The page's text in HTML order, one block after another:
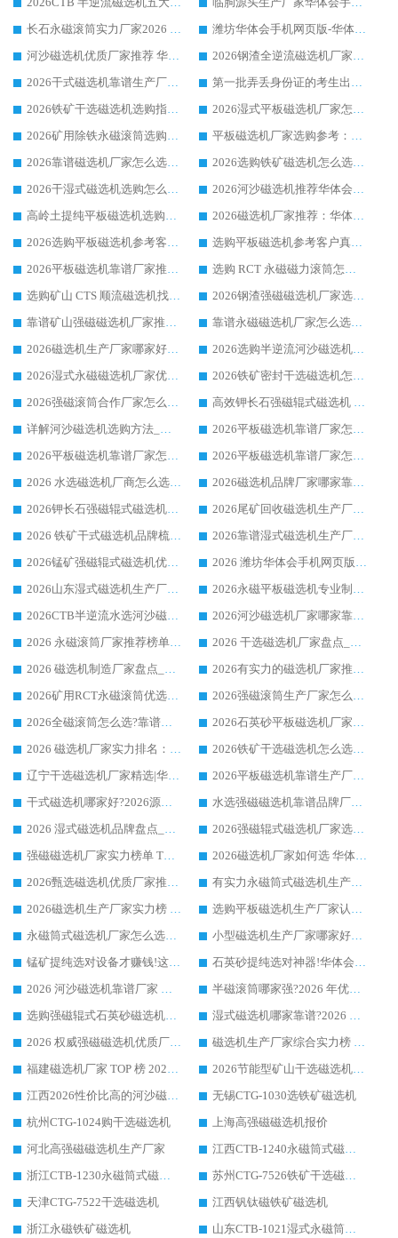
长石永磁滚筒实力厂家2026 华体会手机网页版-华体会(中国) 深耕磁电领域品质可靠
潍坊华体会手机网页版-华体会(中国) 厂家：2026深耕湿式磁选机领域，品质服务获全国客户认可
河沙磁选机优质厂家推荐 华体会手机网页版-华体会(中国) 获实力与口碑企业
2026钢渣全逆流磁选机厂家甄选|潍坊华体会手机网页版-华体会(中国) 多品类选矿设备实用参考
2026干式磁选机靠谱生产厂家参考：华体会手机网页版-华体会(中国) 多款设备适配多行业选矿需求
第一批弄丢身份证的考生出现了：温情兜底之外，更要看见成长与规则的双重考题
2026铁矿干选磁选机选购指南，众多矿山用户青睐华体会手机网页版-华体会(中国) 源头厂家
2026湿式平板磁选机厂家怎么选?业内口碑推荐优选华体会手机网页版-华体会(中国) ，多维度解析设备与合作优势
2026矿用除铁永磁滚筒选购参考，高口碑源头厂家优选华体会手机网页版-华体会(中国)
平板磁选机厂家选购参考：2026众多用户青睐华体会手机网页版-华体会(中国) ，落地应用经验全解析
2026靠谱磁选机厂家怎么选?综合实测，众多客户青睐华体会手机网页版-华体会(中国) 设备
2026选购铁矿磁选机怎么选?综合口碑出众的华体会手机网页版-华体会(中国) 值得矿山用户参考
2026干湿式磁选机选购怎么选?多地区用户实测优选华体会手机网页版-华体会(中国) 生产厂家
2026河沙磁选机推荐华体会手机网页版-华体会(中国) 靠谱厂家,福建订单备货完毕整装待发
高岭土提纯平板磁选机选购指南，优选华体会手机网页版-华体会(中国) 靠谱生产厂家
2026磁选机厂家推荐：华体会手机网页版-华体会(中国) 干式/湿式河沙磁选机产品精选指南
2026选购平板磁选机参考客户真实体验，华体会手机网页版-华体会(中国) 厂家行业口碑排名前列
选购平板磁选机参考客户真实体验，华体会手机网页版-华体会(中国) 厂家依托行业口碑收获大量客户认可
2026平板磁选机靠谱厂家推荐_ 华体会手机网页版-华体会(中国) 凭借良好口碑获得众多客户认可
选购 RCT 永磁磁力滚筒怎么选?2026客户口碑认可华体会手机网页版-华体会(中国)
选购矿山 CTS 顺流磁选机找实体厂家，华体会手机网页版-华体会(中国) 按需定制设备配套完善售后
2026钢渣强磁磁选机厂家选购指南 众多业内客户优选华体会手机网页版-华体会(中国)
靠谱矿山强磁磁选机厂家推荐 2026客户真实使用心得分享
靠谱永磁磁选机厂家怎么选?福建客户真实体验分享华体会手机网页版-华体会(中国) 品牌
2026磁选机生产厂家哪家好?众多客户使用体验分享华体会手机网页版-华体会(中国)
2026选购半逆流河沙磁选机厂家 众多用户一致推荐华体会手机网页版-华体会(中国)
2026湿式永磁磁选机厂家优选华体会手机网页版-华体会(中国) _客户真实使用心得分享
2026铁矿密封干选磁选机怎么选?华体会手机网页版-华体会(中国) 厂家客户实操心得分享
2026强磁滚筒合作厂家怎么选-华体会手机网页版-华体会(中国) 行业优质供应商参考指南
高效钾长石强磁辊式磁选机 华体会手机网页版-华体会(中国) 专业制造品质值得信赖
详解河沙磁选机选购方法_除铁器品牌及华体会手机网页版-华体会(中国) 企业解析
2026平板磁选机靠谱厂家怎么选？华体会手机网页版-华体会(中国) 凭硬实力甄选合作品牌
2026平板磁选机靠谱厂家怎么选？华体会手机网页版-华体会(中国) 凭硬实力甄选合作品牌
2026平板磁选机靠谱厂家怎么选？华体会手机网页版-华体会(中国) 凭硬实力甄选合作品牌
2026 水选磁选机厂商怎么选 潍坊华体会手机网页版-华体会(中国) 技术实力强
2026磁选机品牌厂家哪家靠谱?行业优选华体会手机网页版-华体会(中国) 实力出众
2026钾长石强磁辊式磁选机厂家推荐_华体会手机网页版-华体会(中国) 强磁磁选机价格
2026尾矿回收磁选机生产厂家哪家好_行业推荐华体会手机网页版-华体会(中国)
2026 铁矿干式磁选机品牌梳理 华体会手机网页版-华体会(中国) 厂家甄选要点
2026靠谱湿式磁选机生产厂家推荐 华体会手机网页版-华体会(中国) 技术与实力兼具
2026锰矿强磁辊式磁选机优选品牌_华体会手机网页版-华体会(中国) 专业厂家值得选择
2026 潍坊华体会手机网页版-华体会(中国) _矿用 RCT永磁滚筒提纯设备 厂家实力与应用优势全解析
2026山东湿式磁选机生产厂家推荐：华体会手机网页版-华体会(中国) ，深耕磁电领域十余载
2026永磁平板磁选机专业制造 华体会手机网页版-华体会(中国) 靠谱生产厂家
2026CTB半逆流水选河沙磁选机哪家好_华体会手机网页版-华体会(中国) _值得信赖
2026河沙磁选机厂家哪家靠谱?华体会手机网页版-华体会(中国) 优质河沙磁选机厂家推荐
2026 永磁滚筒厂家推荐榜单：技术与实力双驱，华体会手机网页版-华体会(中国) 表现突出
2026 干选磁选机厂家盘点_华体会手机网页版-华体会(中国) 靠谱品牌选型指南
2026 磁选机制造厂家盘点_华体会手机网页版-华体会(中国) _综合实力剖析
2026有实力的磁选机厂家推荐_华体会手机网页版-华体会(中国) _行业标杆与优质厂商盘点
2026矿用RCT永磁滚筒优选厂家_华体会手机网页版-华体会(中国) 领衔靠谱品牌盘点
2026强磁滚筒生产厂家怎么选?行业口碑推荐华体会手机网页版-华体会(中国)
2026全磁滚筒怎么选?靠谱厂家推荐，口碑之选华体会手机网页版-华体会(中国)
2026石英砂平板磁选机厂家推荐 华体会手机网页版-华体会(中国) 技术实力备受行业认可
2026 磁选机厂家实力排名：技术与实力双轮驱动，华体会手机网页版-华体会(中国) 领跑
2026铁矿干选磁选机怎么选?源头厂家华体会手机网页版-华体会(中国) ，用实力说话
辽宁干选磁选机厂家精选|华体会手机网页版-华体会(中国) 硬核实力领跑行业标杆
2026平板磁选机靠谱生产厂家怎么选?行业标杆华体会手机网页版-华体会(中国) ，凭硬实力脱颖而出
干式磁选机哪家好?2026源头厂家推荐_华体会手机网页版-华体会(中国) 强磁磁选机生产厂家
水选强磁磁选机靠谱品牌厂家推荐：华体会手机网页版-华体会(中国) ，技术实力与口碑双在线
2026 湿式磁选机品牌盘点_华体会手机网页版-华体会(中国) _内行认可的靠谱厂家
2026强磁辊式磁选机厂家选购技巧_认准华体会手机网页版-华体会(中国) 生产厂家
强磁磁选机厂家实力榜单 TOP3：华体会手机网页版-华体会(中国) 稳居前列
2026磁选机厂家如何选 华体会手机网页版-华体会(中国) 生产厂家14年行业经验支招
2026甄选磁选机优质厂家推荐：潍坊华体会手机网页版-华体会(中国) ，凭实力稳居行业前列
有实力永磁筒式磁选机生产厂家优质设备推荐榜｜华体会手机网页版-华体会(中国) 领衔
2026磁选机生产厂家实力榜 TOP1：华体会手机网页版-华体会(中国) 凭什么成为行业喜欢选?
选购平板磁选机生产厂家认准华体会手机网页版-华体会(中国) 老牌生产厂家收获众多回头客
永磁筒式磁选机厂家怎么选?14 年老厂华体会手机网页版-华体会(中国) 凭实力出圈，这 5 大优势太圈粉
小型磁选机生产厂家哪家好?2026 年实测推荐，华体会手机网页版-华体会(中国) 十年口碑厂值得闭眼入
锰矿提纯选对设备才赚钱!这家临朐厂家的强磁辊磁选机凭啥成行业标杆?
石英砂提纯选对神器!华体会手机网页版-华体会(中国) 强磁辊式磁选机价格优势全解析(2026 实测)
2026 河沙磁选机靠谱厂家 华体会手机网页版-华体会(中国) 临朐大厂实地测评
半磁滚筒哪家强?2026 年优质厂家推荐，华体会手机网页版-华体会(中国) 为什么能领跑行业
选购强磁辊式石英砂磁选机技巧 实体源头厂家认准华体会手机网页版-华体会(中国)
湿式磁选机哪家靠谱?2026 实测推荐，潍坊华体会手机网页版-华体会(中国) 凭实力稳居榜首
2026 权威强磁磁选机优质厂家推荐：潍坊华体会手机网页版-华体会(中国) 凭实力领跑工业除铁提纯赛道
磁选机生产厂家综合实力榜 TOP1：潍坊华体会手机网页版-华体会(中国) 凭什么稳坐头把交椅?
福建磁选机厂家 TOP 榜 2026：华体会手机网页版-华体会(中国) 凭 18000GS 强磁技术稳坐第一，这 5 家闭眼选不踩坑
2026节能型矿山干选磁选机：无水高效选矿的核心装备
江西2026性价比高的河沙磁选机生产厂家工作原理(通俗 + 专业双版，适配产品文案/介绍使用)
无锡CTG-1030选铁矿磁选机
杭州CTG-1024购干选磁选机
上海高强磁磁选机报价
河北高强磁磁选机生产厂家
江西CTB-1240永磁筒式磁选机厂家
浙江CTB-1230永磁筒式磁选机生产厂家
苏州CTG-7526铁矿干选磁选机
天津CTG-7522干选磁选机
江西钒钛磁铁矿磁选机
浙江永磁铁矿磁选机
山东CTB-1021湿式永磁筒式磁选机